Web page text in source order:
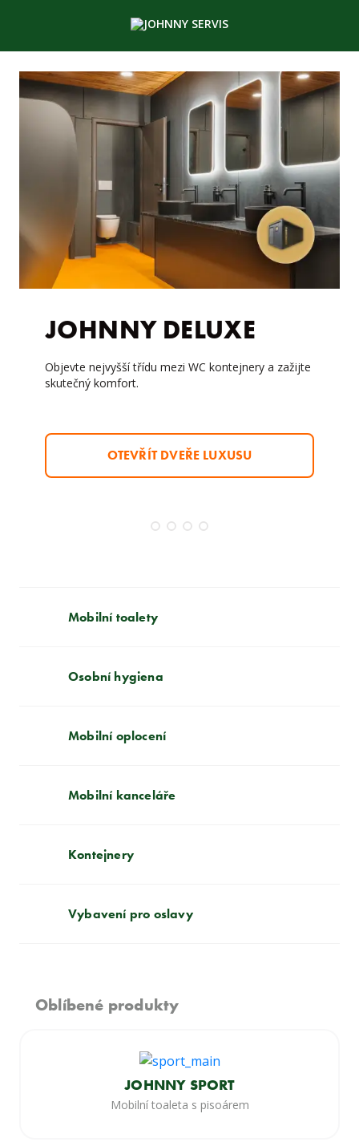
JOHNNY DELUXE
Objevte nejvyšší třídu mezi WC kontejnery a zažijte
skutečný komfort.
OTEVŘÍT DVEŘE LUXUSU
Mobilní toalety
Osobní hygiena
Mobilní oplocení
Mobilní kanceláře
Kontejnery
Vybavení pro oslavy
Oblíbené produkty
JOHNNY SPORT
Mobilní toaleta s pisoárem